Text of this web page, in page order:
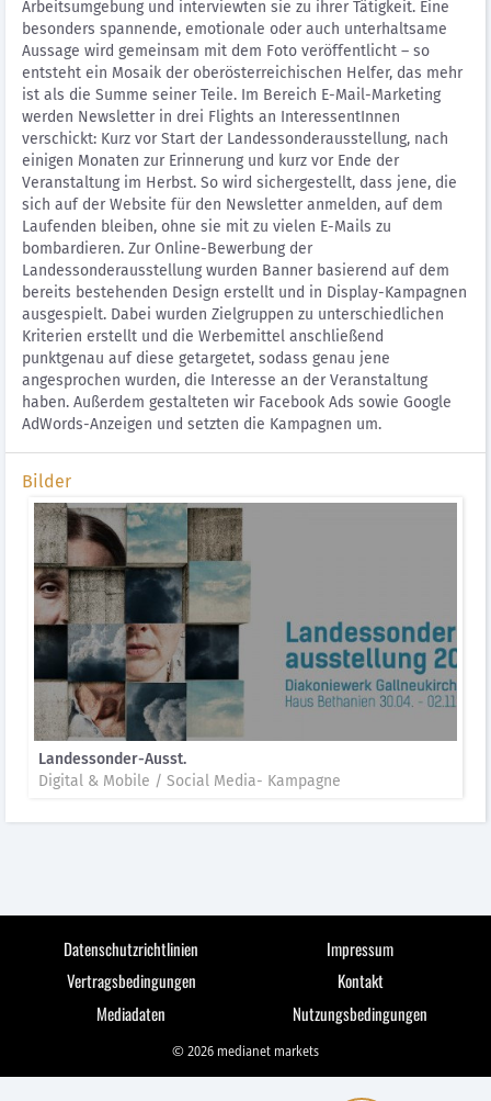
Arbeitsumgebung und interviewten sie zu ihrer Tätigkeit. Eine
besonders spannende, emotionale oder auch unterhaltsame
Aussage wird gemeinsam mit dem Foto veröffentlicht – so
entsteht ein Mosaik der oberösterreichischen Helfer, das mehr
ist als die Summe seiner Teile. Im Bereich E-Mail-Marketing
werden Newsletter in drei Flights an InteressentInnen
verschickt: Kurz vor Start der Landessonderausstellung, nach
einigen Monaten zur Erinnerung und kurz vor Ende der
Veranstaltung im Herbst. So wird sichergestellt, dass jene, die
sich auf der Website für den Newsletter anmelden, auf dem
Laufenden bleiben, ohne sie mit zu vielen E-Mails zu
bombardieren. Zur Online-Bewerbung der
Landessonderausstellung wurden Banner basierend auf dem
bereits bestehenden Design erstellt und in Display-Kampagnen
ausgespielt. Dabei wurden Zielgruppen zu unterschiedlichen
Kriterien erstellt und die Werbemittel anschließend
punktgenau auf diese getargetet, sodass genau jene
angesprochen wurden, die Interesse an der Veranstaltung
haben. Außerdem gestalteten wir Facebook Ads sowie Google
AdWords-Anzeigen und setzten die Kampagnen um.
Bilder
Landessonder-Ausst.
Digital & Mobile / Social Media- Kampagne
Datenschutzrichtlinien
Impressum
Vertragsbedingungen
Kontakt
Mediadaten
Nutzungsbedingungen
© 2026 medianet markets